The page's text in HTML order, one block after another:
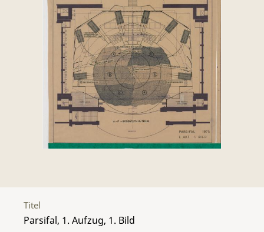
Titel
Parsifal, 1. Aufzug, 1. Bild